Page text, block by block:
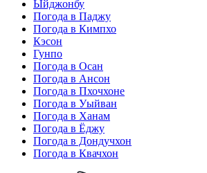
Ыйджонбу
Погода в Паджу
Погода в Кимпхо
Кэсон
Гунпо
Погода в Осан
Погода в Ансон
Погода в Пхочхоне
Погода в Уыйван
Погода в Ханам
Погода в Ёджу
Погода в Дондучхон
Погода в Квачхон